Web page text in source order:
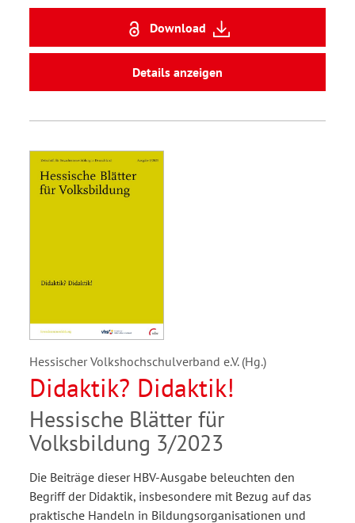
Download
Details anzeigen
Hessischer Volkshochschulverband e.V. (Hg.)
Didaktik? Didaktik!
Hessische Blätter für
Volksbildung 3/2023
Die Beiträge dieser HBV-Ausgabe beleuchten den
Begriff der Didaktik, insbesondere mit Bezug auf das
praktische Handeln in Bildungsorganisationen und